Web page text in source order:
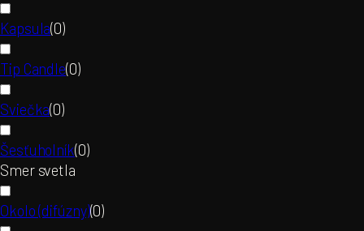
Kapsula(0)
Tip Candle(0)
Sviečka(0)
Šesťuholník(0)
Smer svetla
Okolo (difúzny)(0)